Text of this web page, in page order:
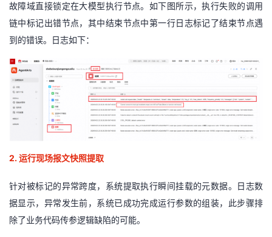
故障域直接锁定在大模型执行节点。如下图所示，执行失败的调用
链中标记出错节点，其中结束节点中第一行日志标记了结束节点遇
到的错误。日志如下：
2. 运行现场报文快照提取
针对被标记的异常跨度，系统提取执行瞬间挂载的元数据。日志数
据显示，异常发生前，系统已成功完成运行参数的组装，此步骤排
除了业务代码传参逻辑缺陷的可能。